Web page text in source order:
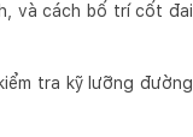
và cách bố trí cốt đai
tra kỹ lưỡng đường